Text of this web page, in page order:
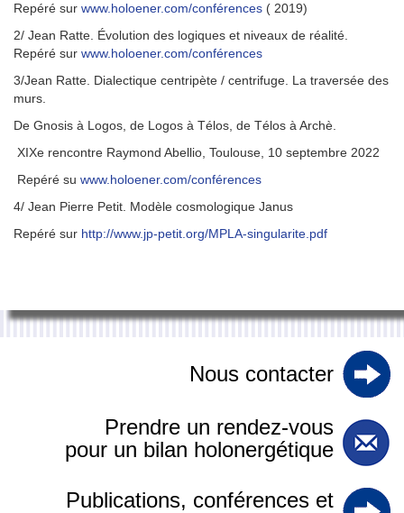
Repéré sur www.holoener.com/conférences ( 2019)
2/ Jean Ratte. Évolution des logiques et niveaux de réalité.
Repéré sur www.holoener.com/conférences
3/Jean Ratte. Dialectique centripète / centrifuge. La traversée des
murs.
De Gnosis à Logos, de Logos à Télos, de Télos à Archè.
XIXe rencontre Raymond Abellio, Toulouse, 10 septembre 2022
Repéré su www.holoener.com/conférences
4/ Jean Pierre Petit. Modèle cosmologique Janus
Repéré sur http://www.jp-petit.org/MPLA-singularite.pdf
Nous contacter
Prendre un rendez-vous
pour un bilan holonergétique
Publications, conférences et